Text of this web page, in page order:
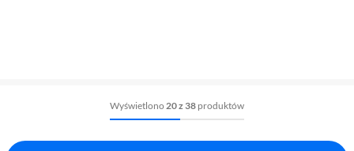
Wyświetlono 20 z 38 produktów